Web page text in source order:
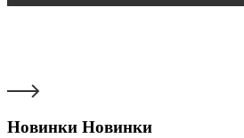
Новинки Новинки